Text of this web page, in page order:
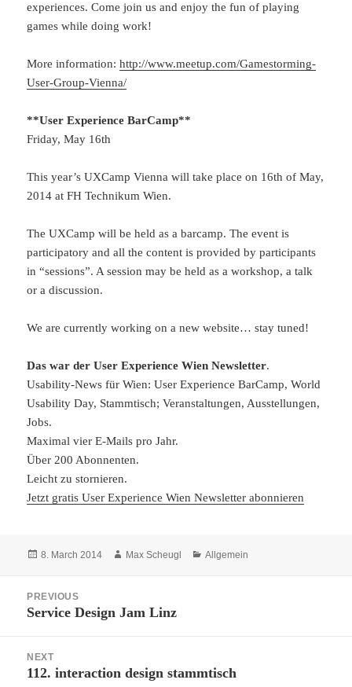
experiences. Come join us and enjoy the fun of playing
games while doing work!
More information:http://www.meetup.com/Gamestorming-
User-Group-Vienna/
**User Experience BarCamp**
Friday, May 16th
This year’s UXCamp Vienna will take place on 16th of May,
2014 at FH Technikum Wien.
The UXCamp will be held as a barcamp. The event is
participatory and all the content is provided by participants
in “sessions”. A session may be held as a workshop, a talk
or a discussion.
We are currently working on a new website… stay tuned!
Das war der User Experience Wien Newsletter.
Usability-News für Wien: User Experience BarCamp, World
Usability Day, Stammtisch; Veranstaltungen, Ausstellungen,
Jobs.
Maximal vier E-Mails pro Jahr.
Über 200 Abonnenten.
Leicht zu stornieren.
Jetzt gratis User Experience Wien Newsletter abonnieren
Posted
8. March 2014 Author
Max Scheugl Categories
Allgemein
navigation
PREVIOUS
Previous
Service Design Jam Linz
NEXT
Next
112. interaction design stammtisch